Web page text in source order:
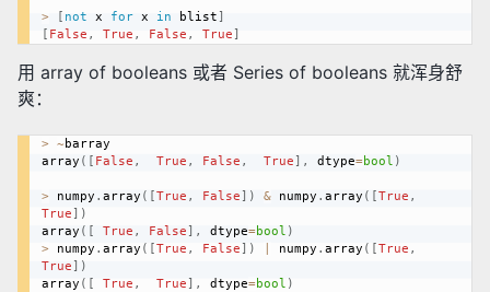
> [ not x for x in blist ]
[ False , True , False , True]
用 array of booleans 或者 Series of booleans 就浑身舒
爽：
> ~ barray
array ( [ False , True , False , True ] , dtype=bool )
> numpy . array ( [True , False ] ) & numpy . array ( [True ,
True ] )
array ( [ True , False ] , dtype=bool )
> numpy . array ( [True , False ] ) numpy . array ( [True ,
True ] )
array ( [ True , True] , dtype=bool )